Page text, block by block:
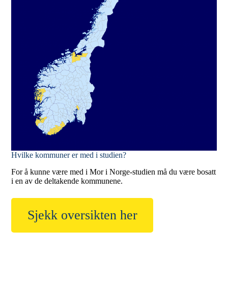
Hvilke kommuner er med i studien?
For å kunne være med i Mor i Norge-studien må du være bosatt
i en av de deltakende kommunene.
Sjekk oversikten her